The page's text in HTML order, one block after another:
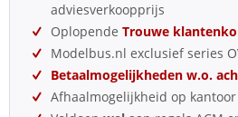
adviesverkoopprijs
Oplopende Trouwe
Modelbus.nl exclusief series
Betaalmogelijkheden w.o.
Afhaalmogelijkheid op